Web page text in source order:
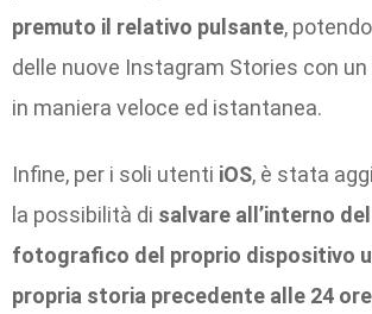
premuto il relativo pulsante,
delle nuove Instagram Stories con
in maniera veloce ed istantanea.
Infine, per i soli utenti iOS, è stata
la possibilità di salvare all’interno
fotografico del proprio dispositivo
propria storia precedente alle 24 ore